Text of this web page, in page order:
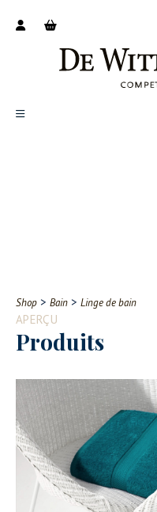
Contact
Shop > Bain > Linge de bain
APERÇU
Produits